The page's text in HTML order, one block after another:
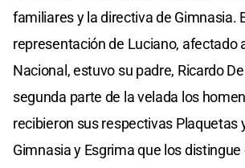
familiares y la directiva de Gimnasia.
representación de Luciano, afectado
Nacional, estuvo su padre, Ricardo
segunda parte de la velada los
recibieron sus respectivas Plaquetas
Gimnasia y Esgrima que los